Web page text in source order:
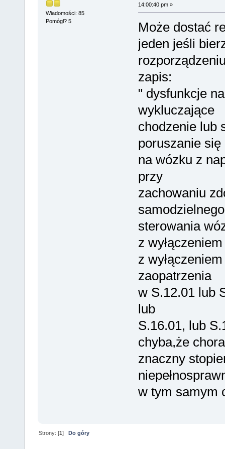
Wiadomości: 85
Pomógł? 5
14:00:40 pm »
Może dostać
jeden jeśli
zapis:
" dysfunkcje
wykluczające
chodzenie lub
poruszanie się
na wózku z
przy
zachowaniu
samodzielnego
sterowania
z
z
zaopatrzenia
w S.12.01 lub
lub
S.16.01, lub
chyba,że
znaczny
w tym samym
Strony: [1]Do góry